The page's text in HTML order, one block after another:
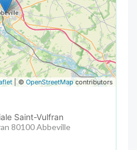
| © OpenStreetMap contributors
Saint-Vulfran
80100 Abbeville